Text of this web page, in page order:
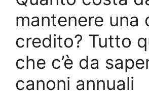
mantenere una
credito? Tutto
che c’è da
canoni annuali